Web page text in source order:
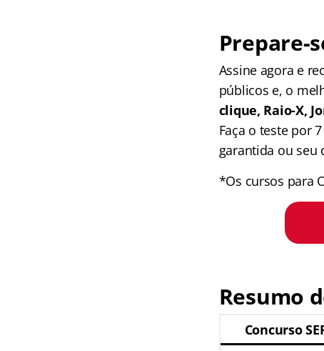
Prepare-
Assine agora e
públicos e, o
clique, Raio-X,
Faça o teste por
garantida ou seu
*Os cursos para
Resumo
Concurso